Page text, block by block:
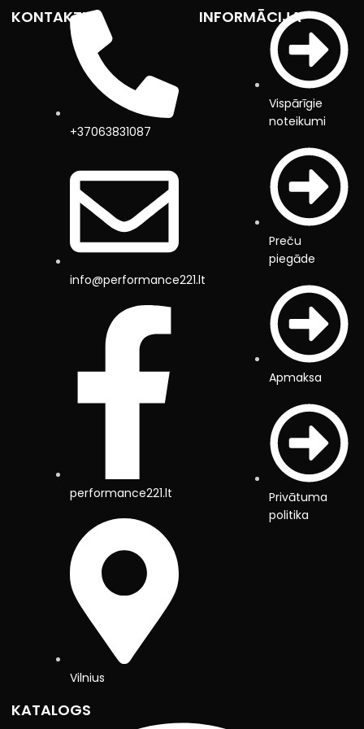
KONTAKTI
+37063831087
info@performance221.lt
performance221.lt
Vilnius
INFORMĀCIJA
Vispārīgie
noteikumi
Preču
piegāde
Apmaksa
Privātuma
politika
KATALOGS